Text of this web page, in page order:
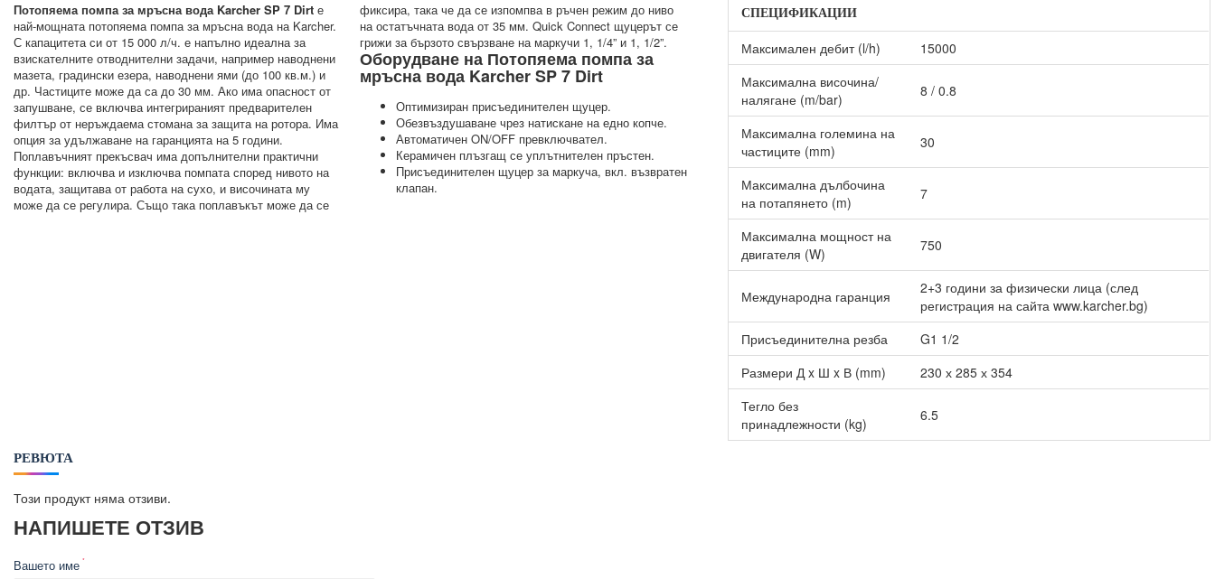
Потопяема помпа за мръсна вода Karcher SP 7 Dirt е
най-мощната потопяема помпа за мръсна вода на Karcher.
С капацитета си от 15 000 л/ч. е напълно идеална за
взискателните отводнителни задачи, например наводнени
мазета, градински езера, наводнени ями (до 100 кв.м.) и
др. Частиците може да са до 30 мм. Ако има опасност от
запушване, се включва интегрираният предварителен
филтър от неръждаема стомана за защита на ротора. Има
опция за удължаване на гаранцията на 5 години.
Поплавъчният прекъсвач има допълнителни практични
функции: включва и изключва помпата според нивото на
водата, защитава от работа на сухо, и височината му
може да се регулира. Също така поплавъкът може да се
фиксира, така че да се изпомпва в ръчен режим до ниво
на остатъчната вода от 35 мм. Quick Connect щуцерът се
грижи за бързото свързване на маркучи 1, 1/4” и 1, 1/2”.
Оборудване на Потопяема помпа за
мръсна вода Karcher SP 7 Dirt
Оптимизиран присъединителен щуцер.
Обезвъздушаване чрез натискане на едно копче.
Автоматичен ON/OFF превключвател.
Керамичен плъзгащ се уплътнителен пръстен.
Присъединителен щуцер за маркуча, вкл. възвратен
клапан.
СПЕЦИФИКАЦИИ
Максимален дебит (l/h)
15000
Максимална височина/
налягане (m/bar)
8 / 0.8
Максимална големина на
частиците (mm)
30
Максимална дълбочина
на потапянето (m)
7
Максимална мощност на
двигателя (W)
750
Международна гаранция
2+3 години за физически лица (след
регистрация на сайта www.karcher.bg)
Присъединителна резба
G1 1/2
Размери Д x Ш x В (mm)
230 х 285 х 354
Тегло без
принадлежности (kg)
6.5
РЕВЮТА
Този продукт няма отзиви.
НАПИШЕТЕ ОТЗИВ
Вашето име